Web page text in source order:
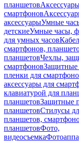
планшетов
смартфонов
аксессуарыУмные
детскиеУмные часы,
для умных часов
смартфонов,
планшетовЧехлы,
смартфоновЗащитные
пленки для
аксессуары для
клавиатурой для
планшетовЗащитные
планшетовСтилусы
планшетов,
планшетовФото,
видеосъемка